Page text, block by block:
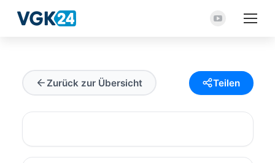
YouTube
in
einem
Fenster
geöffnet
Zurück zur Übersicht Teilen